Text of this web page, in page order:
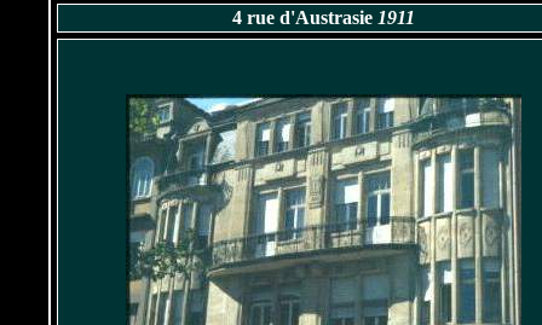
4 rue d'Austrasie 1911